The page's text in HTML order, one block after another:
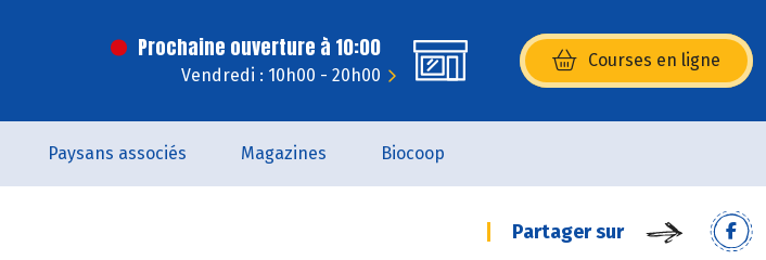
Prochaine ouverture à 10:00
Vendredi : 10h00 - 20h00
Courses en ligne
(s’ouvre dans une nouvelle
Paysans associés Magazines Biocoop
Partager sur